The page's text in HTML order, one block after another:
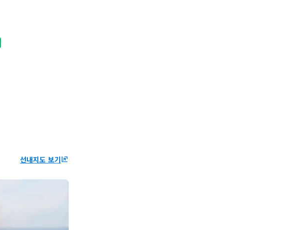
선내지도 보기ungroup